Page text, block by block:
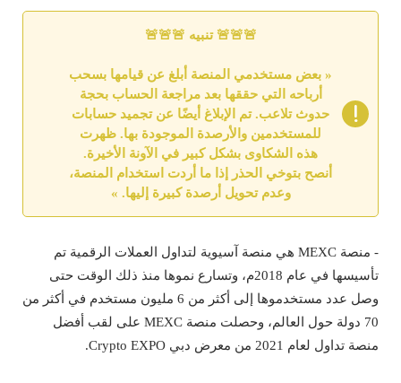
🚨🚨🚨 تنبيه 🚨🚨🚨
« بعض مستخدمي المنصة أبلغ عن قيامها بسحب
أرباحه التي حققها بعد مراجعة الحساب بحجة
حدوث تلاعب. تم الإبلاغ أيضًا عن تجميد حسابات
للمستخدمين والأرصدة الموجودة بها. ظهرت
هذه الشكاوى بشكل كبير في الآونة الأخيرة.
أنصح بتوخي الحذر إذا ما أردت استخدام المنصة،
وعدم تحويل أرصدة كبيرة إليها. »
- منصة MEXC هي منصة آسيوية لتداول العملات الرقمية تم
تأسيسها في عام 2018م، وتسارع نموها منذ ذلك الوقت حتى
وصل عدد مستخدموها إلى أكثر من 6 مليون مستخدم في أكثر من
70 دولة حول العالم، وحصلت منصة MEXC على لقب أفضل
منصة تداول لعام 2021 من معرض دبي Crypto EXPO.